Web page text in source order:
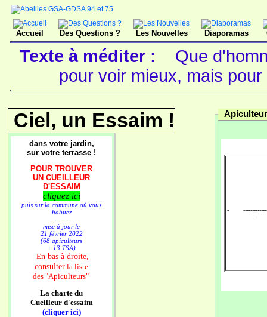
Accueil Des Questions ? Les Nouvelles Diaporamas
Texte à méditer :
Que
pour voir mieux, mais
Ciel, un Essaim !
dans votre jardin,
sur votre terrasse !
POUR TROUVER
UN CUEILLEUR
D'ESSAIM
cliquez ici
puis sur la commune où vous
habitez
------
mise à jour le
21 février 2022
(68 apiculteurs
+ 13 TSA)
En bas à droite,
consulter la liste
des "Apiculteurs"
La charte du
Cueilleur d'essaim
(cliquer ici)
-
-